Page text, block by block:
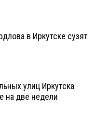
в Иркутске сузят
улиц Иркутска
на две недели